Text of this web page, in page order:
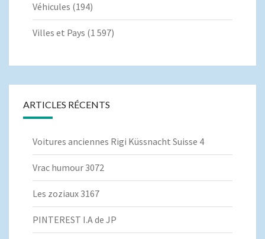
Véhicules (194)
Villes et Pays (1 597)
ARTICLES RÉCENTS
Voitures anciennes Rigi Küssnacht Suisse 4
Vrac humour 3072
Les zoziaux 3167
PINTEREST I.A de JP